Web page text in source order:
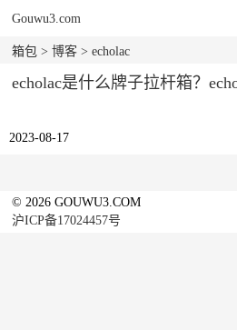
Gouwu3.com
箱包 >博客 > echolac
echolac是什么牌子拉杆箱？
2023-08-17
© 2026 GOUWU3.COM
沪ICP备17024457号